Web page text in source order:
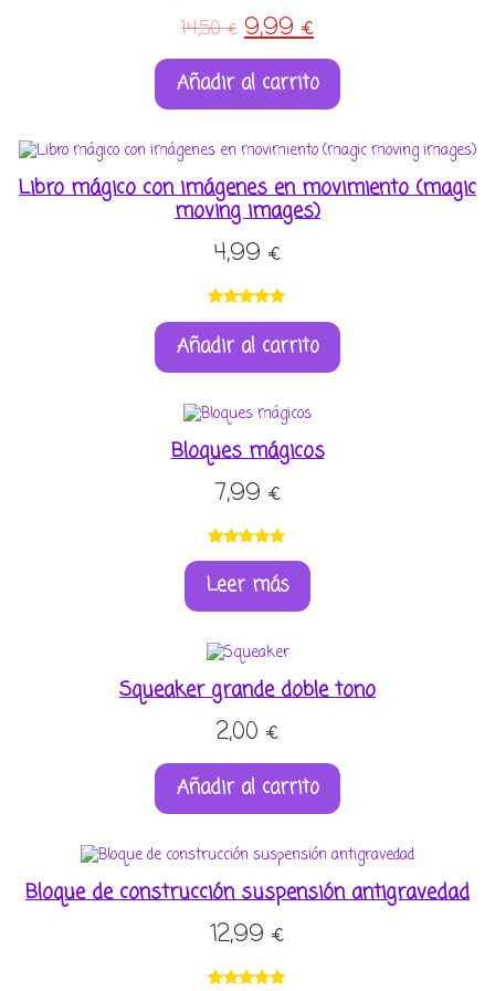
14,50€ El
precio
original
14,50 €.
9,99€El
precio
actual
9,99 €.
Añadir al carrito
Libro mágico con imágenes en movimiento (magic
moving images)
4,99 €
con5.00 de
de un
Añadir al carrito
Bloques mágicos
7,99 €
Valorado
con5.00de
2
s de
Leer más
Squeaker grande doble tono
2,00 €
Añadir al carrito
Bloque de construcción suspensión antigravedad
12,99 €